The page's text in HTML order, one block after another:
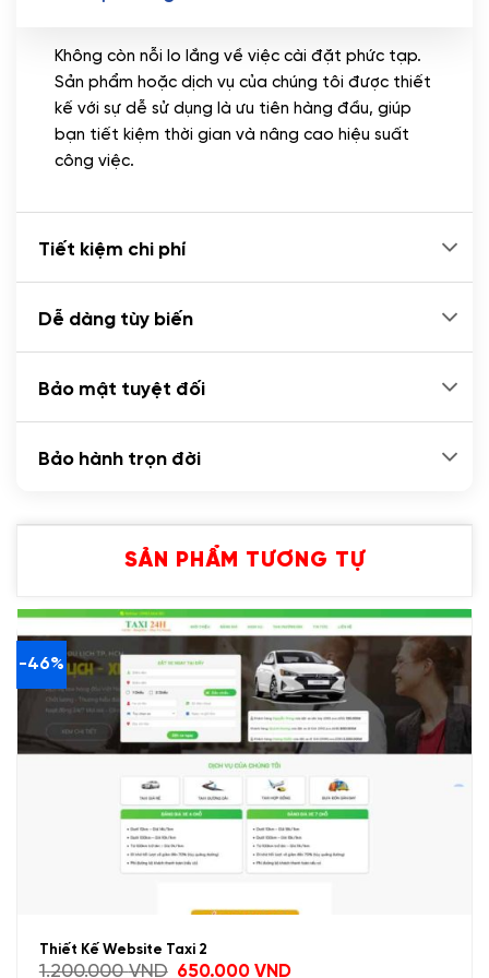
Không còn nỗi lo lắng về việc cài đặt phức tạp.
Sản phẩm hoặc dịch vụ của chúng tôi được thiết
kế với sự dễ sử dụng là ưu tiên hàng đầu, giúp
bạn tiết kiệm thời gian và nâng cao hiệu suất
công việc.
Tiết kiệm chi phí
Dễ dàng tùy biến
Bảo mật tuyệt đối
Bảo hành trọn đời
SẢN PHẨM TƯƠNG TỰ
-46%
Thiết Kế Website Taxi 2
1.200.000VND
Giá
650.000VNDGiá